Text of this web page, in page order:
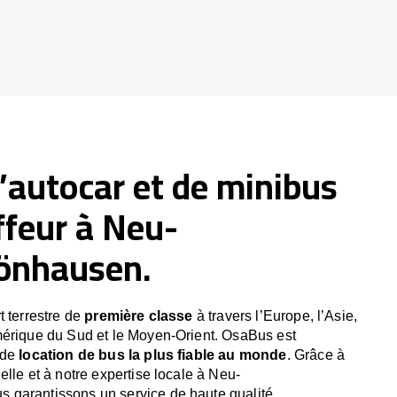
et de minibus
à Neu-
terrestre de première classe à travers l’Europe, l’Asie,
du Sud et le Moyen-Orient. OsaBus est
location de bus la plus fiable au monde. Grâce à
et à notre expertise locale à Neu-